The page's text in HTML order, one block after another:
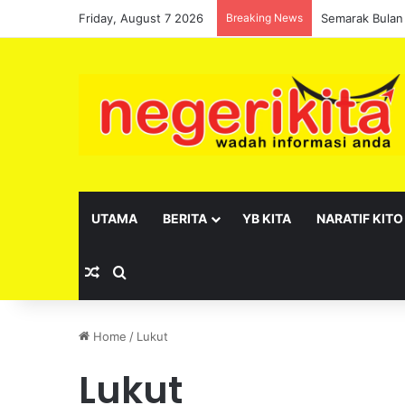
Friday, August 7 2026 Breaking News Pelantikan
UTAMA BERITA YB KITA NARATIF KITO
Random Article
Home / Lukut
Lukut